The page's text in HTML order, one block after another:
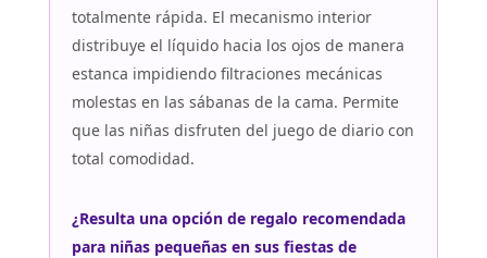
totalmente rápida. El mecanismo interior
distribuye el líquido hacia los ojos de manera
estanca impidiendo filtraciones mecánicas
molestas en las sábanas de la cama. Permite
que las niñas disfruten del juego de diario con
total comodidad.
¿Resulta una opción de regalo recomendada
para niñas pequeñas en sus fiestas de